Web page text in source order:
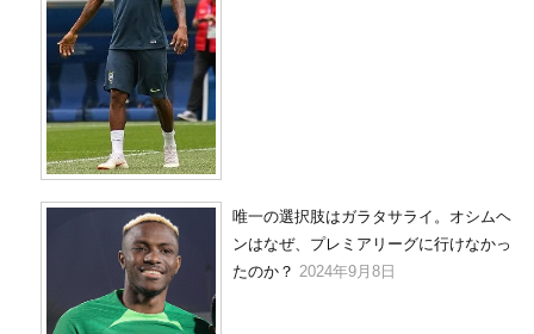
唯一の選択肢はガラタサライ。オシムヘ
ンはなぜ、プレミアリーグに行けなかっ
たのか？ 2024年9月8日